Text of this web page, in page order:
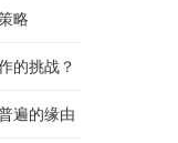
略
的挑战？
遍的缘由